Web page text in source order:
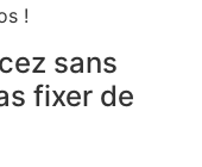
!
sans
fixer de